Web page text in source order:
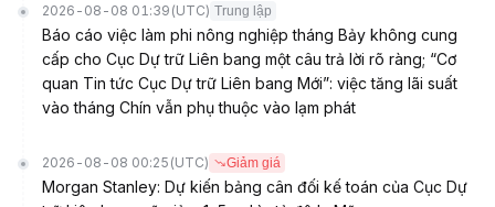
2026-08-08 01:39 (UTC) Trung lập
Báo cáo việc làm phi nông nghiệp tháng Bảy không cung
cấp cho Cục Dự trữ Liên bang một câu trả lời rõ ràng; “Cơ
quan Tin tức Cục Dự trữ Liên bang Mới”: việc tăng lãi suất
vào tháng Chín vẫn phụ thuộc vào lạm phát
2026-08-08 00:25 (UTC) Giảm giá
Morgan Stanley: Dự kiến bảng cân đối kế toán của Cục Dự